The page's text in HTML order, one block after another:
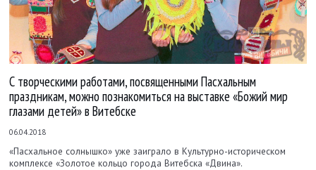
С творческими работами, посвященными Пасхальным
праздникам, можно познакомиться на выставке «Божий мир
глазами детей» в Витебске
06.04.2018
«Пасхальное солнышко» уже заиграло в Культурно-­историческом
комплексе «Золотое кольцо города Витебска «Двина».